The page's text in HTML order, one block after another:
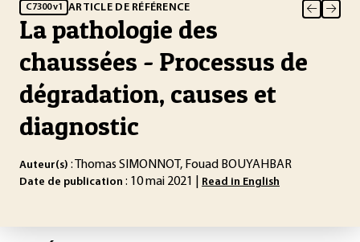
C7300 v1 ARTICLE DE RÉFÉRENCE
La pathologie des
chaussées - Processus de
dégradation, causes et
diagnostic
Auteur(s) : Thomas SIMONNOT, Fouad BOUYAHBAR
Date de publication : 10 mai 2021 | Read in English